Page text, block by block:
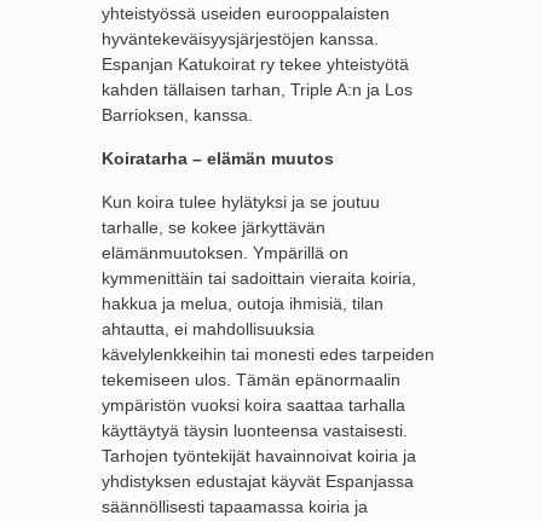
yhteistyössä useiden eurooppalaisten
hyväntekeväisyysjärjestöjen kanssa.
Espanjan Katukoirat ry tekee yhteistyötä
kahden tällaisen tarhan, Triple A:n ja Los
Barrioksen, kanssa.
Koiratarha – elämän muutos
Kun koira tulee hylätyksi ja se joutuu
tarhalle, se kokee järkyttävän
elämänmuutoksen. Ympärillä on
kymmenittäin tai sadoittain vieraita koiria,
hakkua ja melua, outoja ihmisiä, tilan
ahtautta, ei mahdollisuuksia
kävelylenkkeihin tai monesti edes tarpeiden
tekemiseen ulos. Tämän epänormaalin
ympäristön vuoksi koira saattaa tarhalla
käyttäytyä täysin luonteensa vastaisesti.
Tarhojen työntekijät havainnoivat koiria ja
yhdistyksen edustajat käyvät Espanjassa
säännöllisesti tapaamassa koiria ja